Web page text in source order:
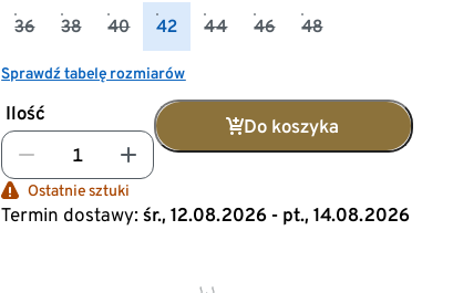
36 38 40 42 44 46 48
Sprawdź tabelę rozmiarów
Ilość
Do koszyka
Ostatnie sztuki
Termin dostawy: śr., 12.08.2026 - pt., 14.08.2026